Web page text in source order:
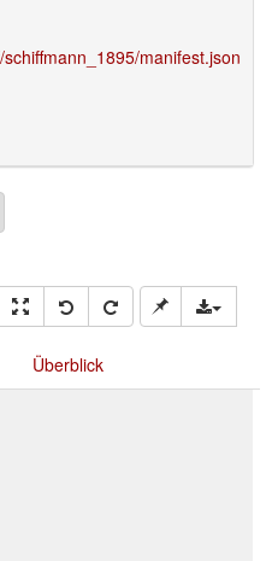
manifest.json
Überblick